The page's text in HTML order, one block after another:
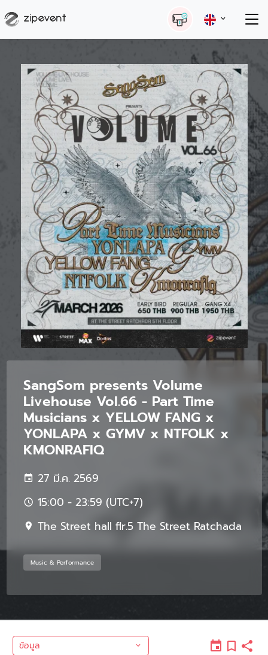
SangSom presents Volume
Livehouse Vol.66 - Part Time
Musicians x YELLOW FANG x
YONLAPA x GYMV x NTFOLK x
KMONRAFIQ
27 มี.ค. 2569
15:00 - 23:59 (UTC+7)
The Street hall flr.5 The Street Ratchada
Music & Performance
ข้อมูล